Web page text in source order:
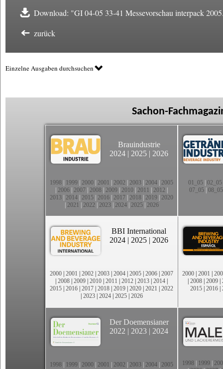
Download: "GI 04-05 33-41 Messevorschau interpack
zurück
Einzelne Ausgaben durchsuchen
Sachon-
Brauindustrie
2024 | 2025 | 2026
1998 1999 2000 2001 2002 2003 2004 2005
2006 2007 2008 2009 2010 2011 2012
2013 2014 2015 2016 2017 2018 2019 2020
2021 2022 2023| 2024| 2025| 2026
01_05| 02_05
07_05 08_05
BBI International
2024 | 2025 | 2026
2000 | 2001 | 2002 | 2003 | 2004 | 2005 | 2006 | 2007
| 2008 | 2009 | 2010 | 2011 | 2012 | 2013 | 2014 |
2015 | 2016 | 2017 | 2018 | 2019 | 2020 | 2021 | 2022
| 2023| 2024| 2025| 2026
2000 | 2001 |
| 2008 | 2009 |
2015 | 2016 |
Der Doemensianer
2022 | 2023 | 2024
1998 1999 2000 2001 2002 2003 2004 2005
1998 1999